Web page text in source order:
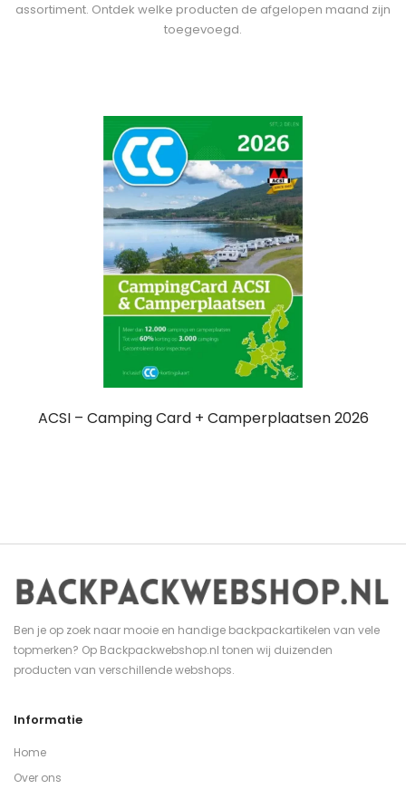
assortiment. Ontdek welke producten de afgelopen maand zijn
toegevoegd.
ACSI – Camping Card + Camperplaatsen 2026
Ben je op zoek naar mooie en handige backpackartikelen van vele
topmerken? Op Backpackwebshop.nl tonen wij duizenden
producten van verschillende webshops.
Informatie
Home
Over ons